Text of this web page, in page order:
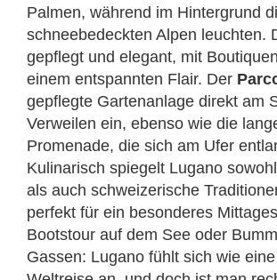
Palmen, während im Hintergrund
schneebedeckten Alpen leuchten.
gepflegt und elegant, mit
einem entspannten Flair. Der
gepflegte Gartenanlage direkt am
Verweilen ein, ebenso wie die
Promenade, die sich am Ufer
Kulinarisch spiegelt Lugano
als auch schweizerische
perfekt für ein besonderes
Bootstour auf dem See oder
Gassen: Lugano fühlt sich wie